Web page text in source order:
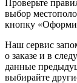
Проверьте
выбор
кнопку
Наш сервис
о заказе и в
данные
выбирайте